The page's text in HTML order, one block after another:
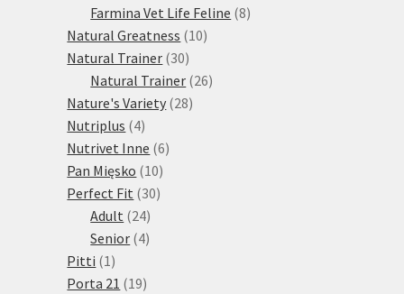
produktů
Farmina Vet Life Feline 88
Natural Greatness 1010
Natural Trainer 3030
produktů
Natural Trainer 2626
Nature's Variety 2828
Nutriplus 44
produkty
Nutrivet Inne 66
Pan Mięsko 1010
produktů
Perfect Fit 3030
Adult 2424
produktů
Senior 44
Pitti 1 1
produkt
Porta 21 1919